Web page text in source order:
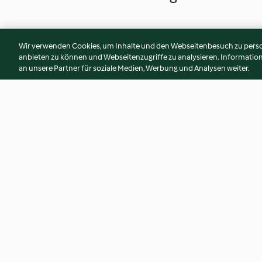
Wir verwenden Cookies, um Inhalte und den Webseitenbesuch zu
anbieten zu können und Webseitenzugriffe zu analysieren.
an unsere Partner für soziale Medien, Werbung und Analysen weiter.